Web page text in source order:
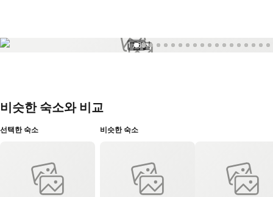
1 / 66
비슷한 숙소와 비교
선택한 숙소 비슷한 숙소